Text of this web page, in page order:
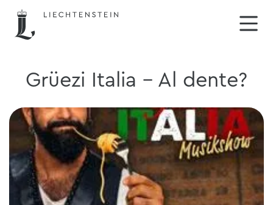
Grüezi Italia - Al dente?